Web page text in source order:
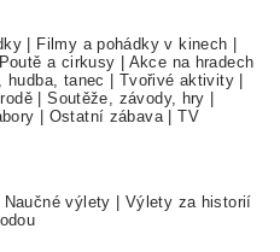
Filmy a pohádky v kinech
Poutě a cirkusy
Akce na hradech
hudba, tanec Tvořivé aktivity
|Soutěže, závody, hry
Ostatní zábava|TV
Naučné výlety
Výlety za historií